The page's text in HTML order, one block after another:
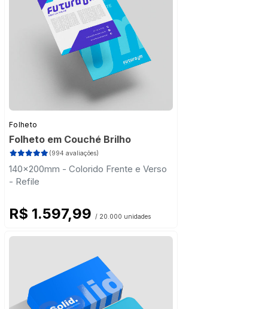
Folheto
Folheto em Couché Brilho
(994 avaliações)
140x200mm - Colorido Frente e Verso
- Refile
R$ 1.597,99 / 20.000 unidades